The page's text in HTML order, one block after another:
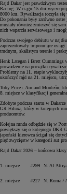
Rajd Dakar jest prawdziwym
Racing. W ciągu 15 dni
8000 km. Rywalizacja toczyła
Do pokonania były zarówno
musiały również zmierzyć się
nich wsparcia serwisowego i
Podczas swojego debiutu w
zaprezentowały imponujące
trudnym, skalistym terenie i
Henk Lategan i Brett Cummings
prowadzenie na początku
Problemy na 11. etapie
ukończyć rajd na 21. miejscu,
Toby Price i Armand Monleón,
8. miejsce w klasyfikacji
Zdobyte podczas startu w
GR Hiluxa, który w kolejnych
producentów.
Kolejna runda odbędzie się w
powiększy się o kolejnego DKR
japoński kierowca ścigał się
pięć zwycięstw w kategorii aut
Rajd Dakar 2026 – końcowa
1. miejsce #299 N. Al-
2. miejsce #227 N. Roma /